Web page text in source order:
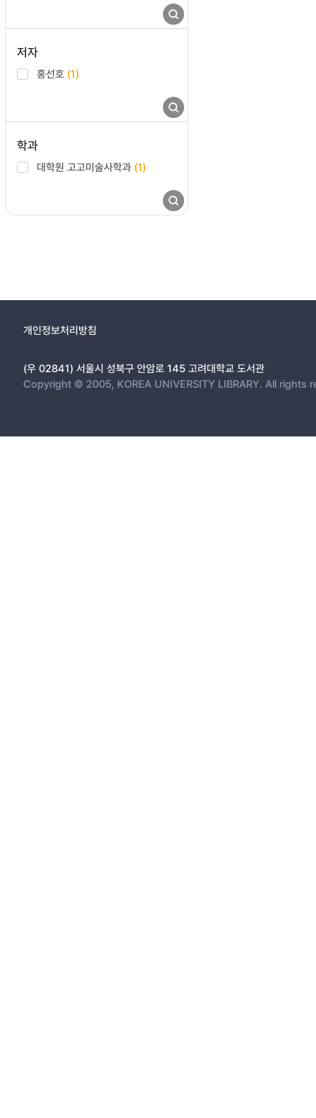
저자
홍선호 (1)
학과
대학원 고고미술사학과 (1)
개인정보처리방침
(우 02841) 서울시 성북구 안암로 145 고려대학교 도서관
Copyright © 2005, KOREA UNIVERSITY LIBRARY. All rights